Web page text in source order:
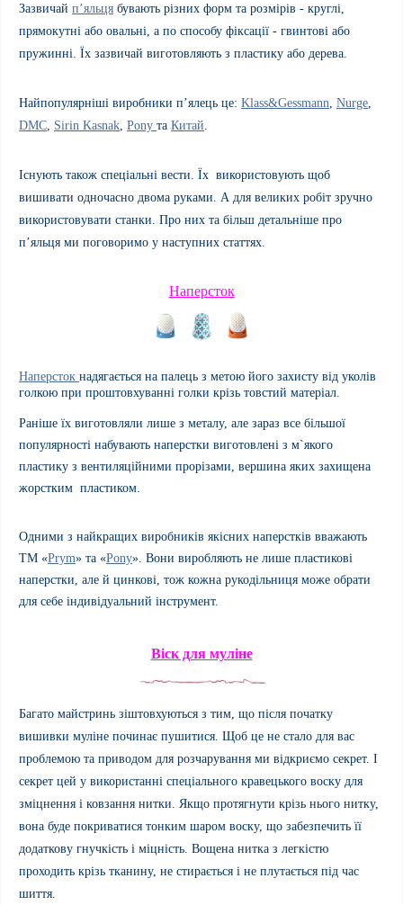
Зазвичай п’яльця бувають різних форм та розмірів - круглі,
прямокутні або овальні, а по способу фіксації - гвинтові або
пружинні. Їх зазвичай виготовляють з пластику або дерева.
Найпопулярніші виробники п’ялець це: Klass&Gessmann Nurge
DMC Sirin Kasnak Pony та Китай
Існують також спеціальні вести. Їх використовують щоб
вишивати одночасно двома руками. А для великих робіт зручно
використовувати станки. Про них та більш детальніше про
п’яльця ми поговоримо у наступних статтях.
Наперсток
Наперсток надягається на палець з метою його захисту від уколів
голкою при проштовхуванні голки крізь товстий матеріал.
Раніше їх виготовляли лише з металу, але зараз все більшої
популярності набувають наперстки виготовлені з м`якого
пластику з вентиляційними прорізами, вершина яких захищена
жорстким пластиком.
Одними з найкращих виробників якісних наперстків вважають
ТМ «Prym» та «Pony». Вони виробляють не лише пластикові
наперстки, але й цинкові, тож кожна рукодільниця може обрати
для себе індивідуальний інструмент.
Віск для муліне
Багато майстринь зіштовхуються з тим, що після початку
вишивки муліне починає пушитися. Щоб це не стало для вас
проблемою та приводом для розчарування ми відкриємо секрет. І
секрет цей у використанні спеціального кравецького воску для
зміцнення і ковзання нитки. Якщо протягнути крізь нього нитку,
вона буде покриватися тонким шаром воску, що забезпечить її
додаткову гнучкість і міцність. Вощена нитка з легкістю
проходить крізь тканину, не стирається і не плутається під час
шиття.